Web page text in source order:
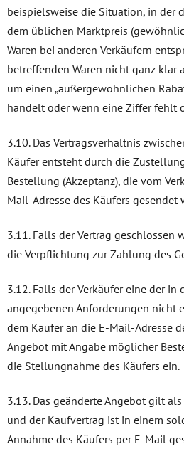
beispielsweise die Situation, in der
dem üblichen Marktpreis
Waren bei anderen Verkäufern
betreffenden Waren nicht ganz klar
um einen „außergewöhnlichen
handelt oder wenn eine Ziffer fehlt
3.10. Das Vertragsverhältnis
Käufer entsteht durch die
Bestellung (Akzeptanz), die vom
Mail-Adresse des Käufers gesendet
3.11. Falls der Vertrag geschlossen
die Verpflichtung zur Zahlung des
3.12. Falls der Verkäufer eine der in
angegebenen Anforderungen nicht
dem Käufer an die E-Mail-Adresse
Angebot mit Angabe möglicher
die Stellungnahme des Käufers ein.
3.13. Das geänderte Angebot gilt
und der Kaufvertrag ist in einem
Annahme des Käufers per E-Mail